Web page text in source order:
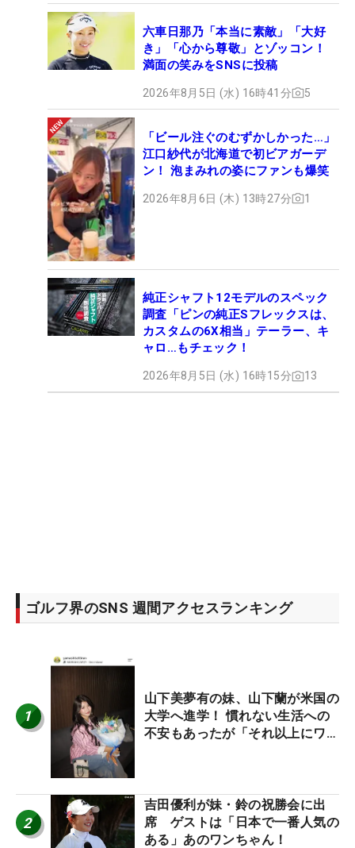
六車日那乃「本当に素敵」「大好
き」「心から尊敬」とゾッコン！
満面の笑みをSNSに投稿
2026年8月5日 (水) 16時41分 5
「ビール注ぐのむずかしかった…」
江口紗代が北海道で初ビアガーデ
ン！ 泡まみれの姿にファンも爆笑
2026年8月6日 (木) 13時27分 1
純正シャフト12モデルのスペック
調査「ピンの純正Sフレックスは、
カスタムの6X相当」テーラー、キ
ャロ…もチェック！
2026年8月5日 (水) 16時15分 13
ゴルフ界のSNS 週間アクセスランキング
1
山下美夢有の妹、山下蘭が米国の
大学へ進学！ 慣れない生活への
不安もあったが「それ以上にワク
2
吉田優利が妹・鈴の祝勝会に出
席 ゲストは「日本で一番人気の
ある」あのワンちゃん！